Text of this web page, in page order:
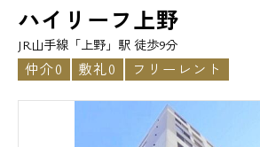
ハイリーフ上野
JR山手線「上野」駅 徒歩9分
仲介0 敷礼0 フリーレント